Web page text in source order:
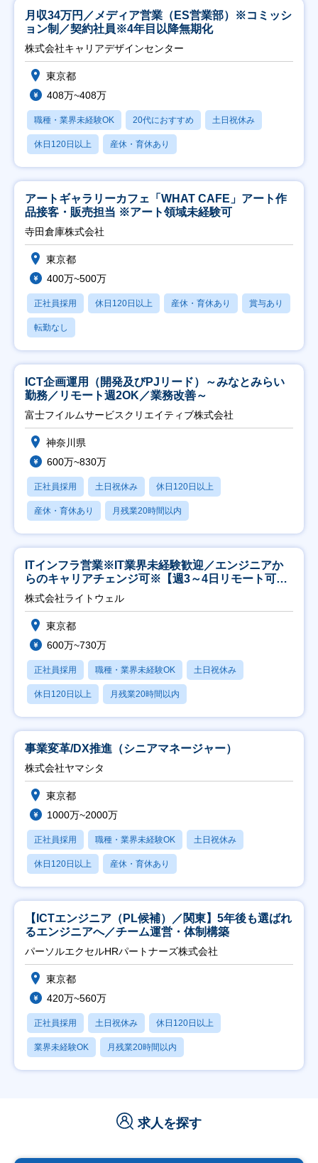
月収34万円／メディア営業（ES営業部）※コミッシ
ョン制／契約社員※4年目以降無期化
株式会社キャリアデザインセンター
東京都
408万~408万
職種・業界未経験OK 20代におすすめ 土日祝休み
休日120日以上 産休・育休あり
アートギャラリーカフェ「WHAT CAFE」アート作
品接客・販売担当 ※アート領域未経験可
寺田倉庫株式会社
東京都
400万~500万
正社員採用 休日120日以上 産休・育休あり 賞与あり
転勤なし
ICT企画運用（開発及びPJリード）～みなとみらい
勤務／リモート週2OK／業務改善～
富士フイルムサービスクリエイティブ株式会社
神奈川県
600万~830万
正社員採用 土日祝休み 休日120日以上
産休・育休あり 月残業20時間以内
ITインフラ営業※IT業界未経験歓迎／エンジニアか
らのキャリアチェンジ可※【週3～4日リモート可
能】
株式会社ライトウェル
東京都
600万~730万
正社員採用 職種・業界未経験OK 土日祝休み
休日120日以上 月残業20時間以内
事業変革/DX推進（シニアマネージャー）
株式会社ヤマシタ
東京都
1000万~2000万
正社員採用 職種・業界未経験OK 土日祝休み
休日120日以上 産休・育休あり
【ICTエンジニア（PL候補）／関東】5年後も選ばれ
るエンジニアへ／チーム運営・体制構築
パーソルエクセルHRパートナーズ株式会社
東京都
420万~560万
正社員採用 土日祝休み 休日120日以上
業界未経験OK 月残業20時間以内
求人を探す